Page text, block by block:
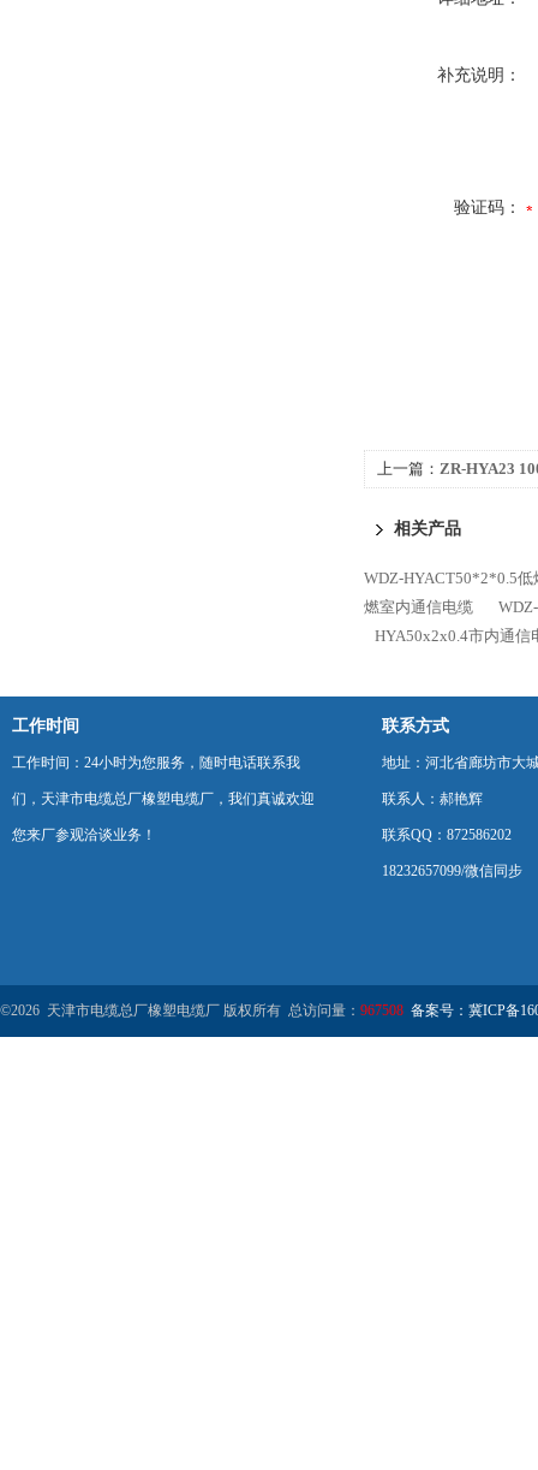
补充说明：
验证码：
上一篇： ZR-HYA23
相关产品
WDZ-HYACT50*2*0.5
燃室内通信电缆
HYA50x2x0.4市内通信
工作时间
工作时间：24小时为您服务，随时电话联系我
们，天津市电缆总厂橡塑电缆厂，我们真诚欢迎
您来厂参观洽谈业务！
联系方式
地址：河北省廊坊市大
联系人：郝艳辉
联系QQ：872586202
18232657099/微信同步
©2026 天津市电缆总厂橡塑电缆厂 版权所有 总访问量： 967508 备案号：冀ICP备